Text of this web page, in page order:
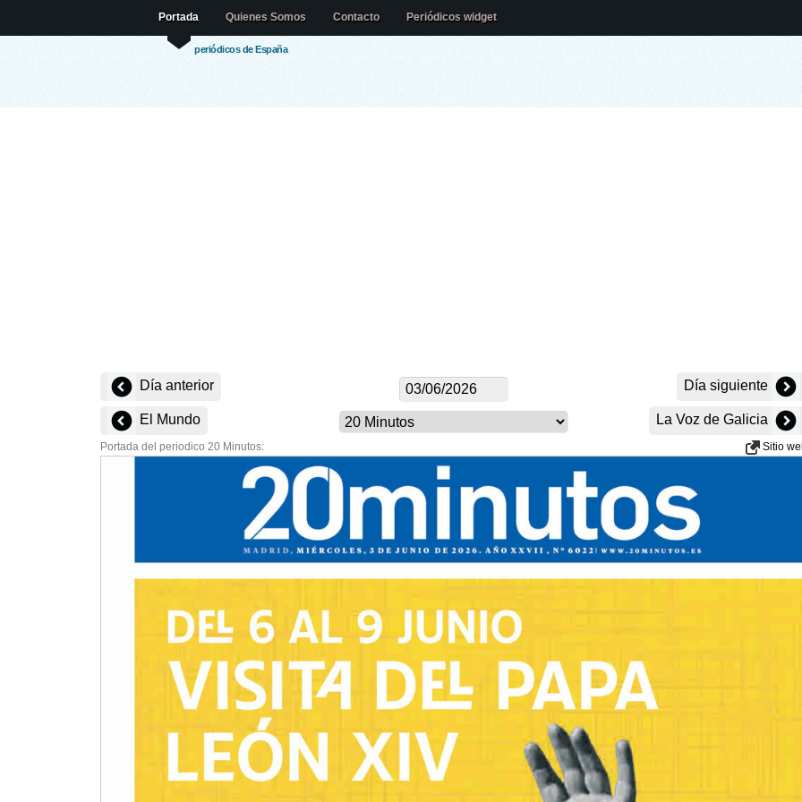
periódicos de España
Portada Quienes Somos Contacto Periódicos widget
Día anterior Día siguiente
El Mundo La Voz de Galicia
Portada del periodico 20 Minutos: Sitio